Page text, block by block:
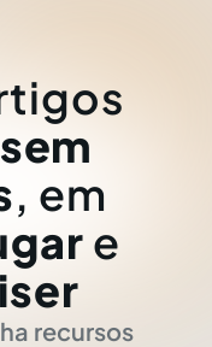
sem
, em
e
recursos